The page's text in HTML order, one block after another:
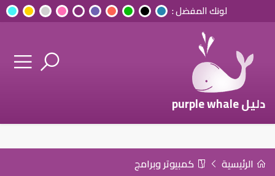
لونك المفضل :
دليل purple whale
الرئيسية كمبيوتر وبرامج